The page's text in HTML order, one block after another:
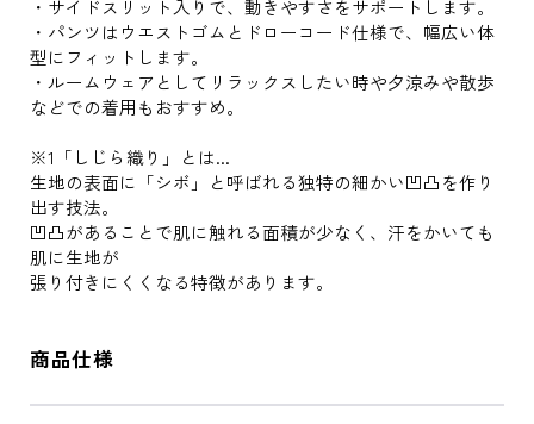
・サイドスリット入りで、動きやすさをサポートします。
・パンツはウエストゴムとドローコード仕様で、幅広い体
型にフィットします。
・ルームウェアとしてリラックスしたい時や夕涼みや散歩
などでの着用もおすすめ。
※1「しじら織り」とは...
生地の表面に「シボ」と呼ばれる独特の細かい凹凸を作り
出す技法。
凹凸があることで肌に触れる面積が少なく、汗をかいても
肌に生地が
張り付きにくくなる特徴があります。
商品仕様